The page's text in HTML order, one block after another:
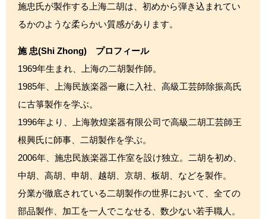
施忠氏が製作する上海二胡は、初めから弾き込まれてい
るかのような柔らかい質感があります。
施 忠(Shi Zhong) プロフィール
1969年生まれ、上海の二胡製作師。
1985年、上海民族楽器一廠に入社、高級工芸師除振高氏
に古箏製作を学ぶ。
1996年より、上海敦煌楽器有限公司で高級二胡工芸師王
根興氏に師事、二胡製作を学ぶ。
2006年、施忠民族楽器工作室を設け独立。二胡を初め、
中胡、高胡、申胡、越胡、京胡、板胡、などを製作。
分業が徹底されている二胡製作の世界において、全ての
部品製作、加工を一人でこなせる、数少ない若手職人。